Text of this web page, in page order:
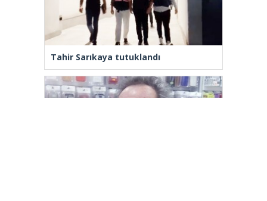
Tahir Sarıkaya tutuklandı